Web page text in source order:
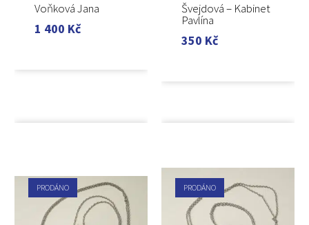
Voňková Jana
1 400 Kč
Švejdová – Kabinet
Pavlína
350 Kč
PRODÁNO PRODÁNO